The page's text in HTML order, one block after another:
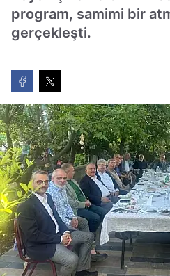
program, samimi bir
gerçekleşti.